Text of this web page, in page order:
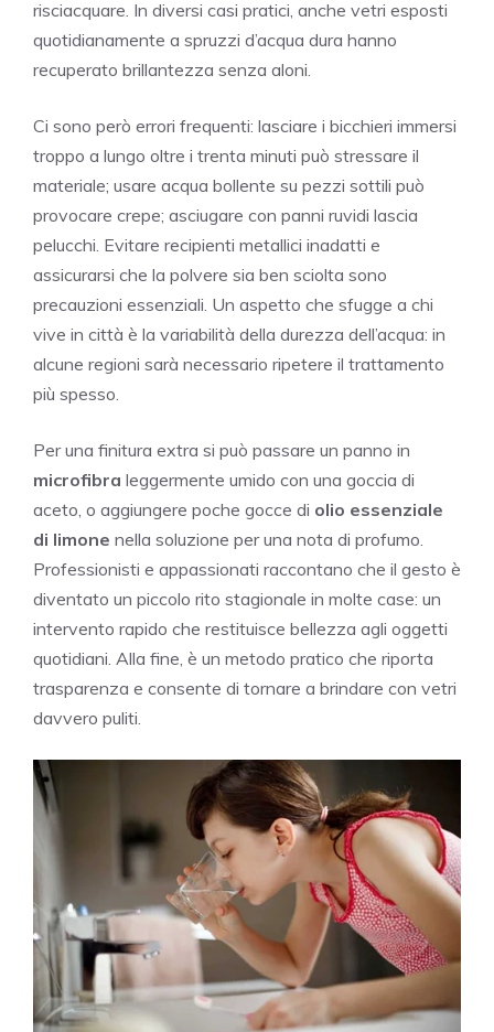
risciacquare. In diversi casi pratici, anche vetri esposti
quotidianamente a spruzzi d’acqua dura hanno
recuperato brillantezza senza aloni.
Ci sono però errori frequenti: lasciare i bicchieri immersi
troppo a lungo oltre i trenta minuti può stressare il
materiale; usare acqua bollente su pezzi sottili può
provocare crepe; asciugare con panni ruvidi lascia
pelucchi. Evitare recipienti metallici inadatti e
assicurarsi che la polvere sia ben sciolta sono
precauzioni essenziali. Un aspetto che sfugge a chi
vive in città è la variabilità della durezza dell’acqua: in
alcune regioni sarà necessario ripetere il trattamento
più spesso.
Per una finitura extra si può passare un panno in
microfibra leggermente umido con una goccia di
aceto, o aggiungere poche gocce di olio essenziale
di limone nella soluzione per una nota di profumo.
Professionisti e appassionati raccontano che il gesto è
diventato un piccolo rito stagionale in molte case: un
intervento rapido che restituisce bellezza agli oggetti
quotidiani. Alla fine, è un metodo pratico che riporta
trasparenza e consente di tornare a brindare con vetri
davvero puliti.